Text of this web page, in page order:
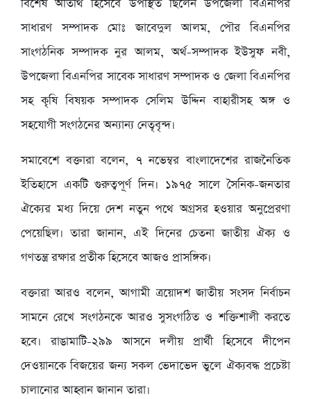
বিশেষ অতিথি হিসেবে উপস্থিত ছিলেন উপজেলা বিএনপির
সাধারণ সম্পাদক মোঃ জাবেদুল আলম, পৌর বিএনপির
সাংগঠনিক সম্পাদক নুর আলম, অর্থ-সম্পাদক ইউসুফ নবী,
উপজেলা বিএনপির সাবেক সাধারণ সম্পাদক ও জেলা বিএনপির
সহ কৃষি বিষয়ক সম্পাদক সেলিম উদ্দিন বাহারীসহ অঙ্গ ও
সহযোগী সংগঠনের অন্যান্য নেতৃবৃন্দ।
সমাবেশে বক্তারা বলেন, ৭ নভেম্বর বাংলাদেশের রাজনৈতিক
ইতিহাসে একটি গুরুত্বপূর্ণ দিন। ১৯৭৫ সালে সৈনিক-জনতার
ঐক্যের মধ্য দিয়ে দেশ নতুন পথে অগ্রসর হওয়ার অনুপ্রেরণা
পেয়েছিল। তারা জানান, এই দিনের চেতনা জাতীয় ঐক্য ও
গণতন্ত্র রক্ষার প্রতীক হিসেবে আজও প্রাসঙ্গিক।
বক্তারা আরও বলেন, আগামী ত্রয়োদশ জাতীয় সংসদ নির্বাচন
সামনে রেখে সংগঠনকে আরও সুসংগঠিত ও শক্তিশালী করতে
হবে। রাঙামাটি-২৯৯ আসনে দলীয় প্রার্থী হিসেবে দীপেন
দেওয়ানকে বিজয়ের জন্য সকল ভেদাভেদ ভুলে ঐক্যবদ্ধ প্রচেষ্টা
চালানোর আহ্বান জানান তারা।